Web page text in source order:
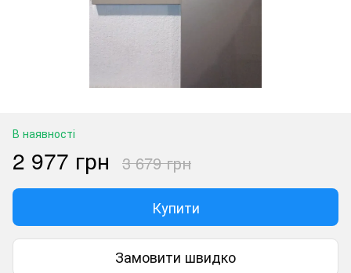
В наявності
2 977 грн 3 679 грн
Купити
Замовити швидко